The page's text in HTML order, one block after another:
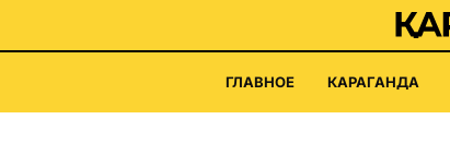
ГЛАВНОЕ КАРАГАНДА